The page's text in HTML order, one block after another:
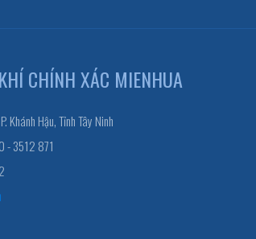
CHÍNH XÁC MIENHUA
Khánh Hậu, Tỉnh Tây Ninh
- 3512 871